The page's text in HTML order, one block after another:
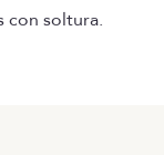
con soltura.